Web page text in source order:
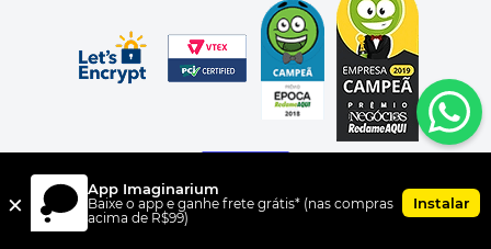
× App Imaginarium
Baixe o app e ganhe frete grátis* (nas compras
acima de R$99)
Instalar